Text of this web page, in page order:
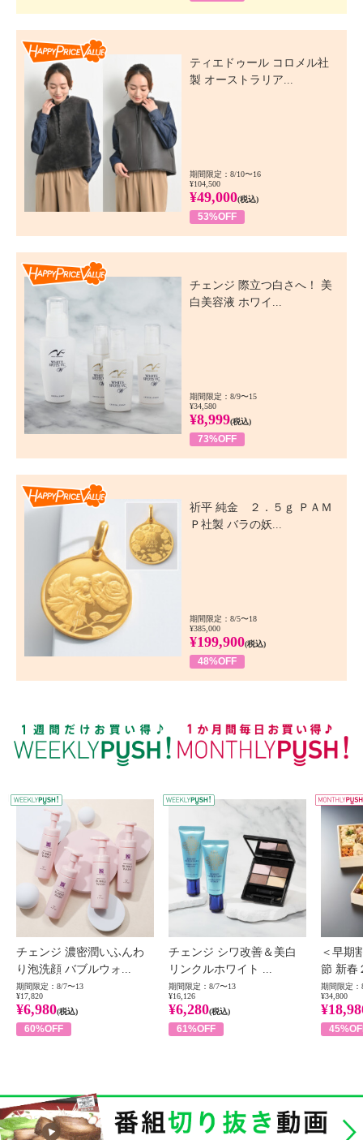
ティエドゥール コロメル社
製 オーストラリア...
期間限定：8/10〜16
¥104,500
¥49,000(税込)
53%OFF
チェンジ 際立つ白さへ！ 美
白美容液 ホワイ...
期間限定：8/9〜15
¥34,580
¥8,999(税込)
73%OFF
祈平 純金 ２．５ｇ ＰＡＭ
Ｐ社製 バラの妖...
期間限定：8/5〜18
¥385,000
¥199,900(税込)
48%OFF
WEEKLY PUSH
チェンジ 濃密潤いふんわ
り泡洗顔 バブルウォ...
期間限定：8/7〜13
¥17,820
¥6,980(税込)
60%OFF
チェンジ シワ改善＆美白
リンクルホワイト ...
期間限定：8/7〜13
¥16,126
¥6,280(税込)
61%OFF
＜早期
節 新春
期間限定：
¥34,800